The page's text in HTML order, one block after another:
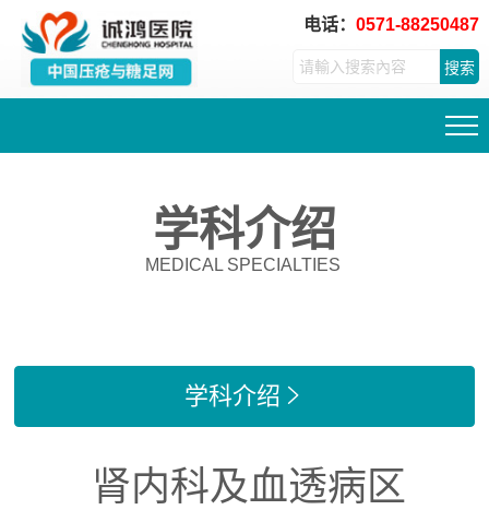
电话：0571-88250487
搜索
学科介绍
MEDICAL SPECIALTIES
学科介绍 
肾内科及血透病区